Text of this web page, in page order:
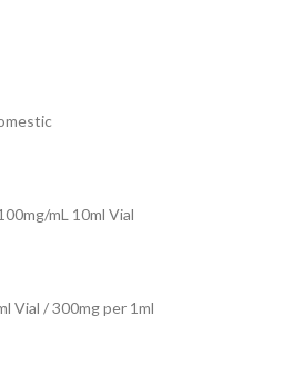
mL 10ml Vial
Vial / 300mg per 1ml